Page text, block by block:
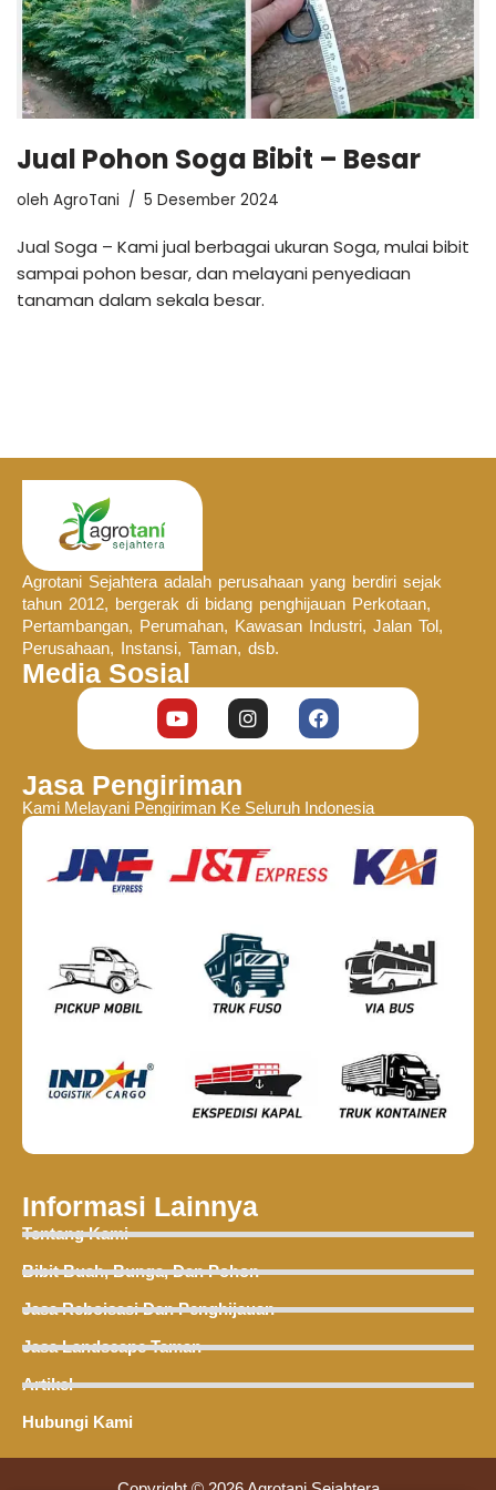
Jual Pohon Soga Bibit – Besar
oleh AgroTani 5 Desember 2024
Jual Soga – Kami jual berbagai ukuran Soga, mulai bibit
sampai pohon besar, dan melayani penyediaan
tanaman dalam sekala besar.
Agrotani Sejahtera adalah perusahaan yang berdiri sejak
tahun 2012, bergerak di bidang penghijauan Perkotaan,
Pertambangan, Perumahan, Kawasan Industri, Jalan Tol,
Perusahaan, Instansi, Taman, dsb.
Media Sosial
Jasa Pengiriman
Kami Melayani Pengiriman Ke Seluruh Indonesia
Informasi Lainnya
Tentang Kami
Bibit Buah, Bunga, Dan Pohon
Jasa Reboisasi Dan Penghijauan
Jasa Landscape Taman
Artikel
Hubungi Kami